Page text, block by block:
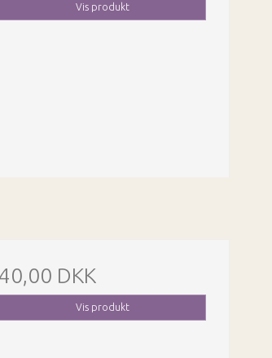
Vis produkt
40,00 DKK
Vis produkt